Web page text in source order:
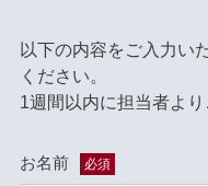
以下の内容をご入力い
ください。
1週間以内に担当者より
お名前 必須